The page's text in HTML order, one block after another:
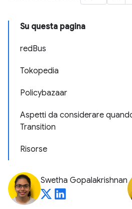
Su questa pagina
redBus
Tokopedia
Policybazaar
Aspetti da considerare
Transition
Risorse
Swetha Gopalakrishnan